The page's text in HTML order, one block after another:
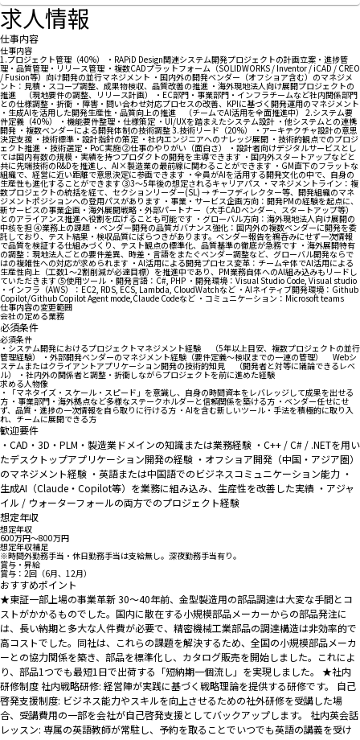
求人情報
仕事内容
仕事内容
1.プロジェクト管理（40%） ・RAPiD Design関連システム開発プロジェクトの計画立案・進捗管
理・品質管理・リリース管理 ・複数CADプラットフォーム（SOLIDWORKS / Inventor / iCAD / CREO
/ Fusion等）向け開発の並行マネジメント ・国内外の開発ベンダー（オフショア含む）のマネジメ
ント：見積・スコープ調整、成果物検収、品質改善の推進 ・海外現地法人向け展開プロジェクトの
推進 （現地要件の調整、リリース計画） ・EC部門・事業部門・インフラチームなど社内関係部門
との仕様調整・折衝 ・障害・問い合わせ対応プロセスの改善、KPIに基づく開発運用のマネジメント
・生成AIを活用した開発生産性・品質向上の推進 （チームでAI活用を全面推進中） 2.システム要
件定義（40%） ・機能要件整理・仕様策定 ・UI/UXを踏まえたシステム設計 ・他システムとの連携
開発 ・複数ベンダーによる開発体制の技術調整 3.技術リード（20%） ・アーキテクチャ設計の意思
決定支援 ・技術標準・設計指針の策定 ・社内エンジニアへのナレッジ展開 ・技術的観点でのプロジ
ェクト推進 ・技術選定・PoC実施 ②仕事のやりがい（面白さ） ・設計者向けデジタルサービスとし
ては国内有数の規模・実績を持つプロダクトの開発を主導できます ・国内外スタートアップなどと
共に先端技術のR&Dを推進し、AI×製造業の最前線に関わることができます ・GM直下のフラットな
組織で、経営に近い距離で意思決定に参画できます ・全員がAIを活用する開発文化の中で、自身の
生産性も進化することができます ③3～5年後の想定されるキャリアパス ・マネジメントライン：複
数プロジェクトの統括を経て、セクションリーダー(SL) → チーフディレクター等、開発組織のマネ
ジメントポジションへの登用パスがあります ・事業・サービス企画方向：開発PMの経験を起点に、
新サービスの事業企画・海外展開戦略・外部パートナー（大手CADベンダー、スタートアップ等）
とのアライアンス推進へ役割を広げることも可能です ・グローバル方向：海外現地法人向け展開の
中核を担 ④業務上の課題 ・ベンダー開発の品質ガバナンス強化：国内外の複数ベンダーに開発を委
託しており、テスト結果・検収品質にばらつきがあります。ベンダー報告を鵜呑みにせず一次情報
で品質を検証する仕組みづくり、テスト観点の標準化、品質基準の徹底が急務です ・海外展開特有
の調整：現地法人ごとの要件差異、時差・言語をまたぐベンダー調整など、グローバル開発ならで
はの複雑性への対応が求められます ・AI活用による開発プロセス変革：チーム全体でAI活用による
生産性向上（工数1〜2割削減が必達目標）を推進中であり、PM業務自体へのAI組み込みもリードし
ていただきます ⑤使用ツール ・開発言語：C#, PHP ・開発環境：Visual Studio Code, Visual studio
・インフラ（AWS）：EC2, RDS, ECS, Lambda, CloudWatchなど ・AIネイティブ開発環境：Github
Copilot/Github Copilot Agent mode,Claude Codeなど ・コミュニケーション：Microsoft teams
仕事内容の変更範囲
会社の定める業務
必須条件
必須条件
・システム開発におけるプロジェクトマネジメント経験 （5年以上目安、複数プロジェクトの並行
管理経験） ・外部開発ベンダーのマネジメント経験（要件定義〜検収までの一連の管理） Webシ
ステムまたはクライアントアプリケーション開発の技術的知見 （開発者と対等に議論できるレベ
ル） ・社内外の関係者と調整・折衝しながらプロジェクトを前に進めた経験
求める人物像
・「マネタイズ・スケール・スピード」を意識し、自身の時間資本をレバレッジして成果を出せる
方 ・事業部門・海外拠点など多様なステークホルダーと信頼関係を築ける方 ・ベンダー任せにせ
ず、品質・進捗の一次情報を自ら取りに行ける方 ・AIを含む新しいツール・手法を積極的に取り入
れ、チームに展開できる方
歓迎要件
・CAD・3D・PLM・製造業ドメインの知識または業務経験 ・C++ / C# / .NETを用い
たデスクトップアプリケーション開発の経験 ・オフショア開発（中国・アジア圏）
のマネジメント経験 ・英語または中国語でのビジネスコミュニケーション能力 ・
生成AI（Claude・Copilot等）を業務に組み込み、生産性を改善した実績 ・アジャ
イル / ウォーターフォールの両方でのプロジェクト経験
想定年収
想定年収
600万円〜800万円
想定年収補足
※時間外勤務手当・休日勤務手当は支給無し。深夜勤務手当有り。
賞与・昇給
賞与：2回（6月、12月）
おすすめポイント
★東証一部上場の事業革新 30〜40年前、金型製造用の部品調達は大変な手間とコ
ストがかかるものでした。国内に散在する小規模部品メーカーからの部品発注に
は、長い納期と多大な人件費が必要で、精密機械工業部品の調達構造は非効率的で
高コストでした。同社は、これらの課題を解決するため、全国の小規模部品メーカ
ーとの協力関係を築き、部品を標準化し、カタログ販売を開始しました。これによ
り、部品1つでも最短1日で出荷する「短納期一個流し」を実現しました。 ★社内
研修制度 社内戦略研修: 経営陣が実践に基づく戦略理論を提供する研修です。 自己
啓発支援制度: ビジネス能力やスキルを向上させるための社外研修を受講した場
合、受講費用の一部を会社が自己啓発支援としてバックアップします。 社内英会話
レッスン: 専属の英語教師が常駐し、予約を取ることでいつでも英語の講義を受け